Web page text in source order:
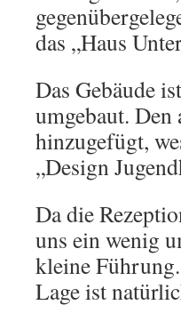
das „Haus
Das Gebäude
umgebaut.
hinzugefügt,
„Design
Da die
uns ein wenig
kleine
Lage ist